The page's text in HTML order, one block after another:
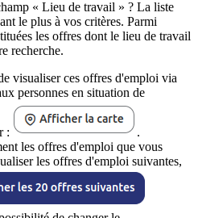
« Lieu de travail » ? La liste
le plus à vos critères. Parmi
les offres dont le lieu de travail
recherche.
visualiser ces offres d'emploi via
personnes en situation de
:
.
les offres d'emploi que vous
les offres d'emploi suivantes,